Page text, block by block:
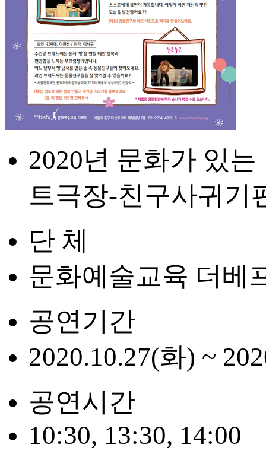
2020년 문화가 있
트극장-친구사귀기
단 체
문화예술교육 더베
공연기간
2020.10.27(화) ~
공연시간
10:30, 13:30, 14:00